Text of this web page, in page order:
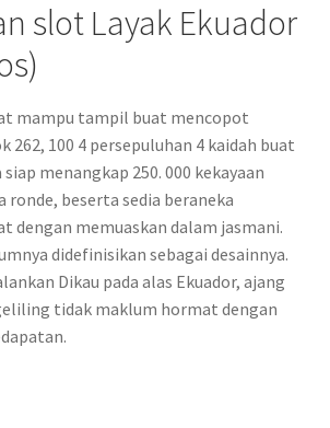
slot Layak Ekuador
mampu tampil buat mencopot
100 4 persepuluhan 4 kaidah buat
menangkap 250. 000 kekayaan
ronde, beserta sedia beraneka
dengan memuaskan dalam jasmani.
didefinisikan sebagai desainnya.
Dikau pada alas Ekuador, ajang
tidak maklum hormat dengan